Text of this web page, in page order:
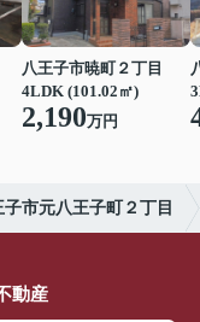
八王子市暁町２丁目
4LDK (101.02㎡)
2,190万円
市元八王子町２丁目
動産